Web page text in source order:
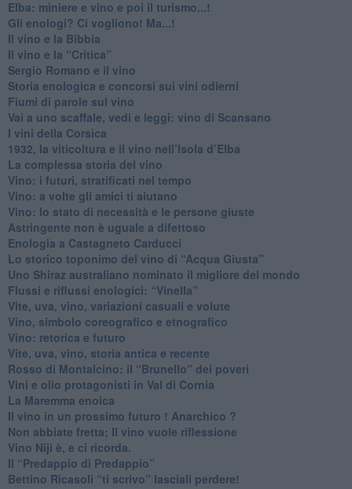
Elba: miniere e vino e poi il turismo...!
​Gli enologi? Ci vogliono! Ma...!
​Il vino e la Bibbia
​Il vino e la “Critica”
Sergio Romano e il vino
​Storia enologica e concorsi sui vini odierni
Fiumi di parole sul vino
​Vai a uno scaffale, vedi e leggi: vino di Scansano
​I vini della Corsica
​1932, la viticoltura e il vino nell’Isola d’Elba
​La complessa storia del vino
​Vino: i futuri, stratificati nel tempo
Vino: a volte gli amici ti aiutano
Vino: lo stato di necessità e le persone giuste
​Astringente non è uguale a difettoso
Enologia a Castagneto Carducci
Lo storico toponimo del vino di “Acqua Giusta”
Uno Shiraz australiano nominato il migliore del mondo
​Flussi e riflussi enologici: “Vinella”
Vite, uva, vino, variazioni casuali e volute
Vino, simbolo coreografico e etnografico
​Vino: retorica e futuro
​Vite, uva, vino, storia antica e recente
​Rosso di Montalcino: il “Brunello” dei poveri
Vini e olio protagonisti in Val di Cornia
​La Maremma enoica
Il vino in un prossimo futuro ! Anarchico ?
​Non abbiate fretta; Il vino vuole riflessione
​Vino Niji è, e ci ricorda.
Il “Predappio di Predappio”
Bettino Ricasoli “ti scrivo” lasciali perdere!